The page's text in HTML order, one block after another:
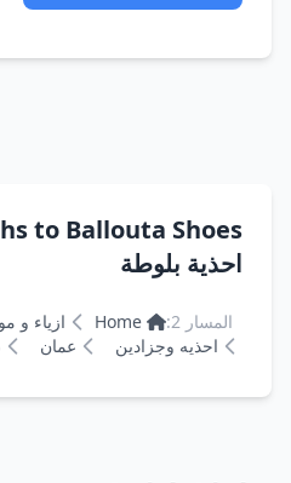
to Ballouta Shoes
احذية بلوطة
المسار 2: Home
ازياء و
احذيه وجزادين
عمان